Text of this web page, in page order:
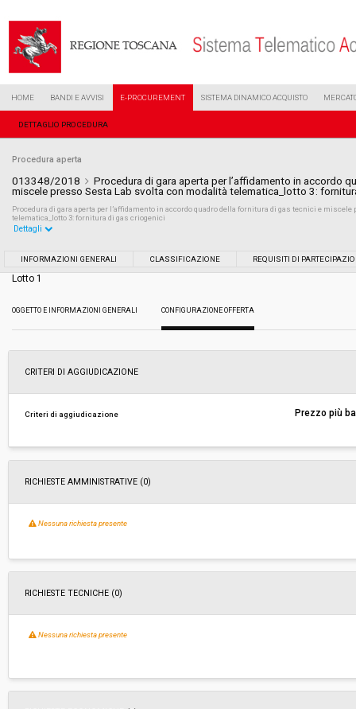
HOME BANDI E AVVISI E-PROCUREMENT SISTEMA DINAMICO ACQUISTO
DETTAGLIO PROCEDURA
Procedura aperta
013348/2018
Procedura di gara aperta per l’affidamento in accordo
miscele presso Sesta Lab svolta con modalità telematica_lotto 3:
Procedura di gara aperta per l’affidamento in accordo quadro della fornitura di gas tecnici e
telematica_lotto 3: fornitura di gas criogenici
Tipo di contratto:
21/06/2018 10:07
Svolgimento:
Responsabile attuale: CONSORZIO ENERGIA TOSCANA
Dettagli
INFORMAZIONI GENERALI CLASSIFICAZIONE REQUISITI DI
Lotto 1
OGGETTO E INFORMAZIONI GENERALI CONFIGURAZIONE OFFERTA
CRITERI DI AGGIUDICAZIONE
Criteri di aggiudicazione Prezzo più
RICHIESTE AMMINISTRATIVE (0)
Nessuna richiesta presente
RICHIESTE TECNICHE (0)
Nessuna richiesta presente